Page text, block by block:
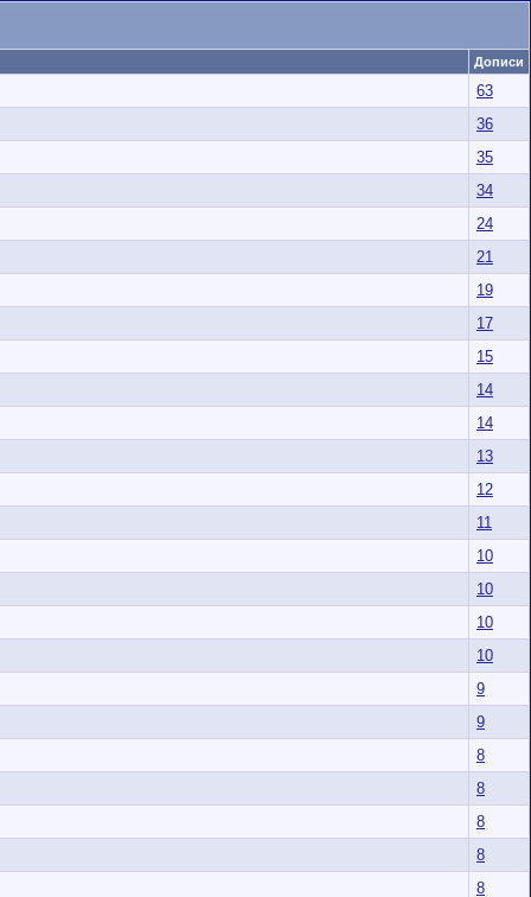
Дописи
63
36
35
34
24
21
19
17
15
14
14
13
12
11
10
10
10
10
9
9
8
8
8
8
8